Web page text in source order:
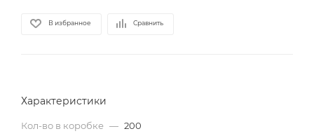
В избранное Сравнить
Характеристики
Кол-во в коробке — 200